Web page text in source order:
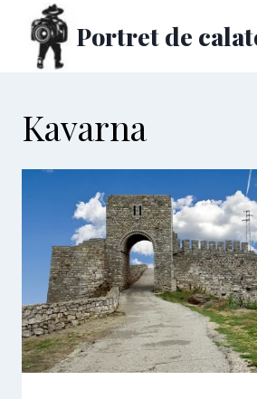
content
Portret de
Kavarna